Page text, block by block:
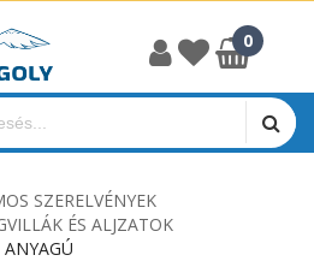
SZERELVÉNYEK
ÉS ALJZATOK
ANYAGÚ